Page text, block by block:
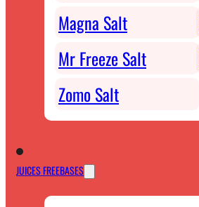
Magna Salt
Mr Freeze Salt
Zomo Salt
JUICES FREEBASES